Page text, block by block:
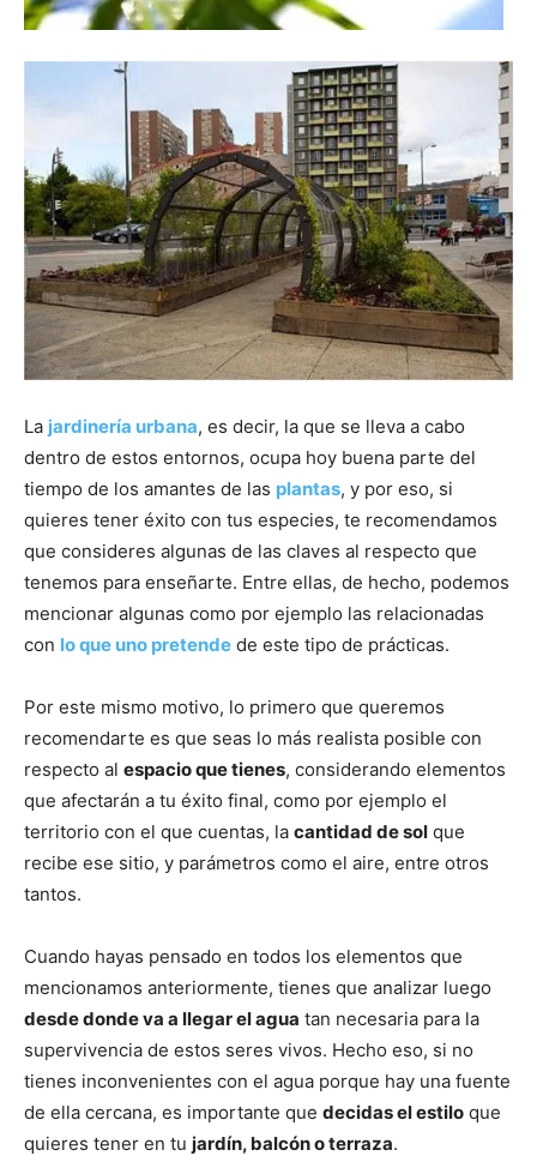
La jardinería urbana, es decir, la que se lleva a cabo
dentro de estos entornos, ocupa hoy buena parte del
tiempo de los amantes de las plantas, y por eso, si
quieres tener éxito con tus especies, te recomendamos
que consideres algunas de las claves al respecto que
tenemos para enseñarte. Entre ellas, de hecho, podemos
mencionar algunas como por ejemplo las relacionadas
con lo que uno pretende de este tipo de prácticas.
Por este mismo motivo, lo primero que queremos
recomendarte es que seas lo más realista posible con
respecto al espacio que tienes, considerando elementos
que afectarán a tu éxito final, como por ejemplo el
territorio con el que cuentas, la cantidad de sol que
recibe ese sitio, y parámetros como el aire, entre otros
tantos.
Cuando hayas pensado en todos los elementos que
mencionamos anteriormente, tienes que analizar luego
desde donde va a llegar el agua tan necesaria para la
supervivencia de estos seres vivos. Hecho eso, si no
tienes inconvenientes con el agua porque hay una fuente
de ella cercana, es importante que decidas el estilo que
quieres tener en tu jardín, balcón o terraza.